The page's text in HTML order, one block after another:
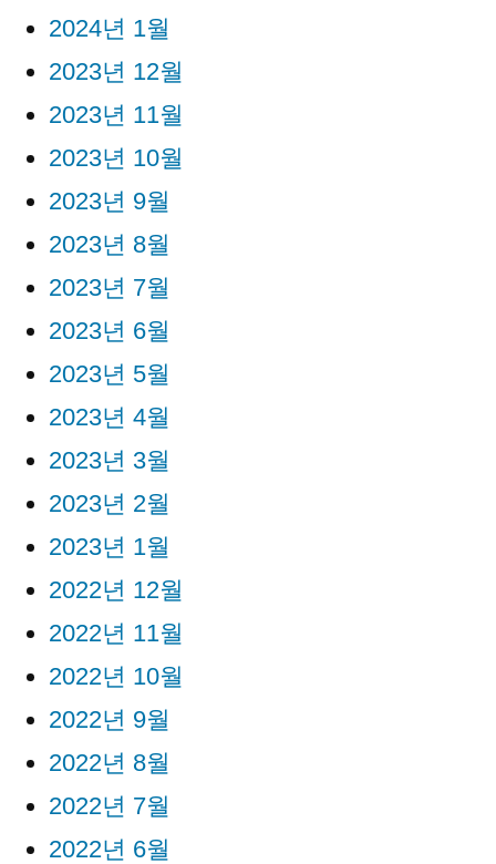
2024년 1월
2023년 12월
2023년 11월
2023년 10월
2023년 9월
2023년 8월
2023년 7월
2023년 6월
2023년 5월
2023년 4월
2023년 3월
2023년 2월
2023년 1월
2022년 12월
2022년 11월
2022년 10월
2022년 9월
2022년 8월
2022년 7월
2022년 6월